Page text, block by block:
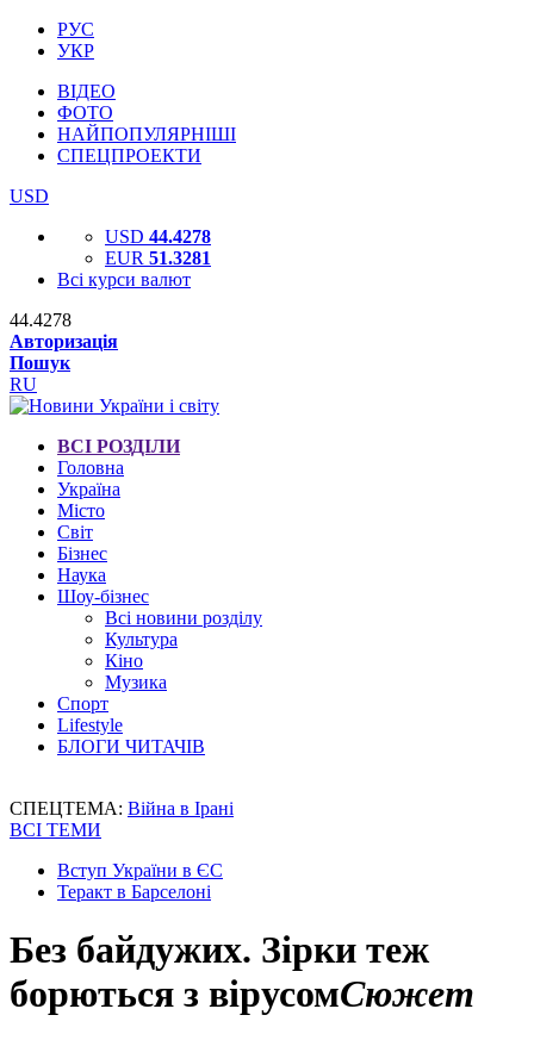
РУС
УКР
ВІДЕО
ФОТО
НАЙПОПУЛЯРНІШІ
СПЕЦПРОЕКТИ
USD
USD 44.4278
EUR 51.3281
Всі курси валют
44.4278
Авторизація
Пошук
RU
ВСІ РОЗДІЛИ
Головна
Україна
Місто
Світ
Бізнес
Наука
Шоу-бізнес
Всі новини розділу
Культура
Кіно
Музика
Спорт
Lifestyle
БЛОГИ ЧИТАЧІВ
СПЕЦТЕМА: Війна в Ірані
ВСІ ТЕМИ
Вступ України в ЄС
Теракт в Барселоні
Без байдужих. Зірки теж
борються з вірусомСюжет